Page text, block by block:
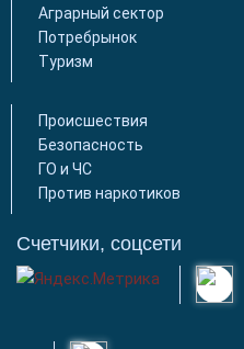
Аграрный сектор
Потребрынок
Туризм
Происшествия
Безопасность
ГО и ЧС
Против наркотиков
Счетчики, соцсети